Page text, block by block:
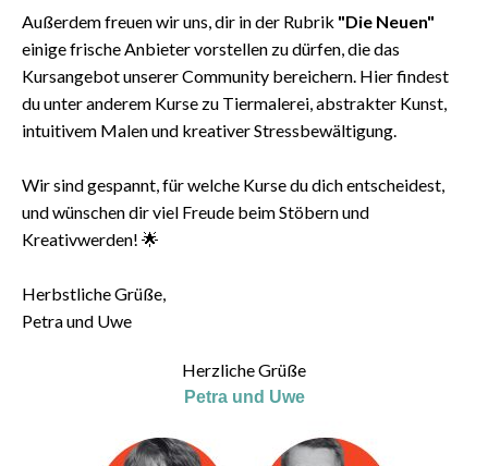
Außerdem freuen wir uns, dir in der Rubrik "Die Neuen"
einige frische Anbieter vorstellen zu dürfen, die das
Kursangebot unserer Community bereichern. Hier findest
du unter anderem Kurse zu Tiermalerei, abstrakter Kunst,
intuitivem Malen und kreativer Stressbewältigung.
Wir sind gespannt, für welche Kurse du dich entscheidest,
und wünschen dir viel Freude beim Stöbern und
Kreativwerden! 🌟
Herbstliche Grüße,
Petra und Uwe
Herzliche Grüße
Petra und Uwe